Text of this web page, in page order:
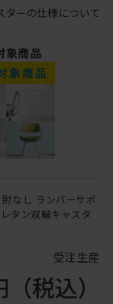
ターの仕様について
象商品
なし ランバーサポ
タン双輪キャスタ
受注生産
（税込）